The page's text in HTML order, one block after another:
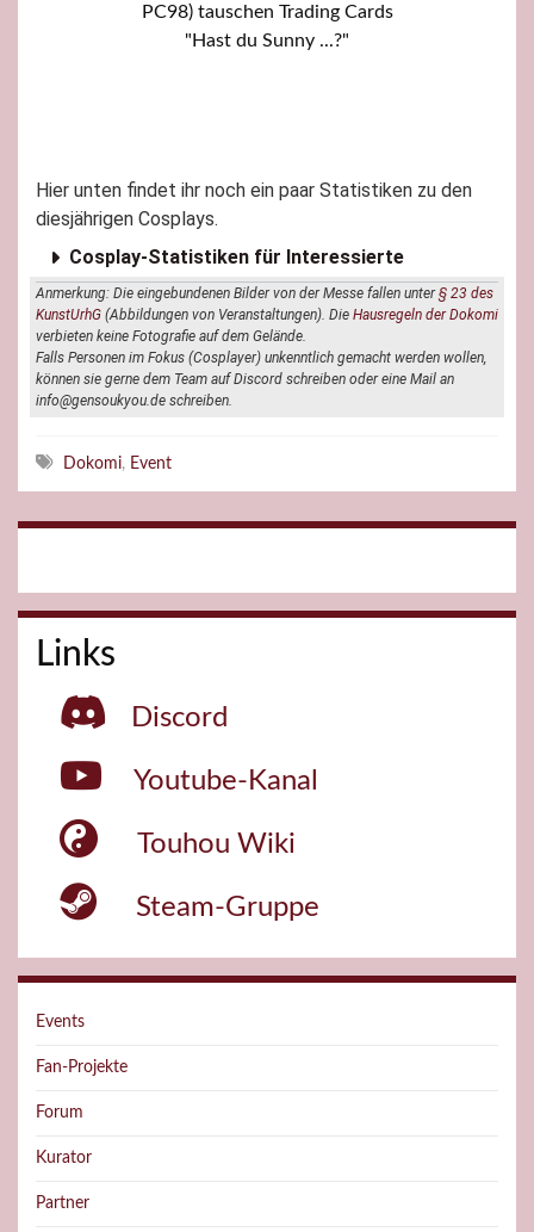
"Hast du Sunny ...?"
Hier unten findet ihr noch ein paar Statistiken zu den
diesjährigen Cosplays.
Cosplay-Statistiken für Interessierte
Anmerkung: Die eingebundenen Bilder von der Messe fallen unter§ 23 des
KunstUrhG (Abbildungen von Veranstaltungen). Die Hausregeln der Dokomi
verbieten keine Fotografie auf dem Gelände.
Falls Personen im Fokus (Cosplayer) unkenntlich gemacht werden wollen,
können sie gerne dem Team auf Discord schreiben oder eine Mail an
info@gensoukyou.de schreiben.
Schlagwörter
Dokomi, Event
Links
Discord
Youtube-Kanal
Touhou Wiki
Steam-Gruppe
Events
Fan-Projekte
Forum
Kurator
Partner